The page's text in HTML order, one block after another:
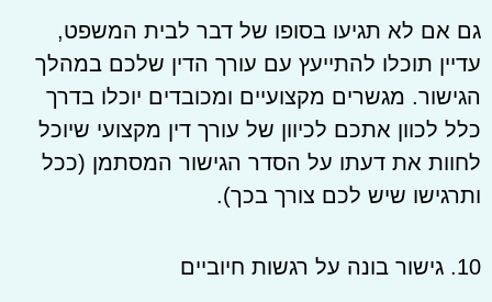
גם אם לא תגיעו בסופו של דבר לבית המשפט,
עדיין תוכלו להתייעץ עם עורך הדין שלכם במהלך
הגישור. מגשרים מקצועיים ומכובדים יוכלו בדרך
כלל לכוון אתכם לכיוון של עורך דין מקצועי שיוכל
לחוות את דעתו על הסדר הגישור המסתמן (ככל
ותרגישו שיש לכם צורך בכך).
10. גישור בונה על רגשות חיוביים